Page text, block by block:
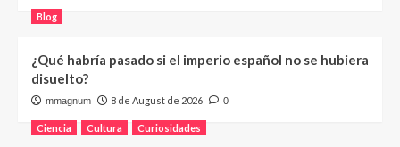
Blog
¿Qué habría pasado si el imperio español no se hubiera
disuelto?
mmagnum 8 de August de 2026 0
Ciencia Cultura Curiosidades